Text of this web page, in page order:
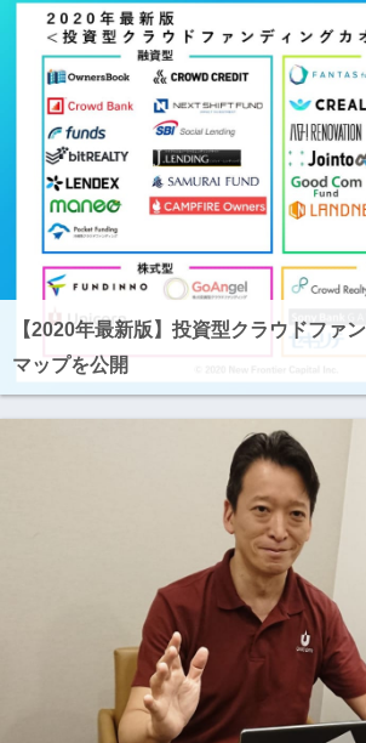
【2020年最新版】投資型クラウドファ
マップを公開